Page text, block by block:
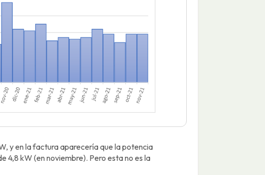
y en la factura aparecería que la potencia
4,8 kW (en noviembre). Pero esta no es la